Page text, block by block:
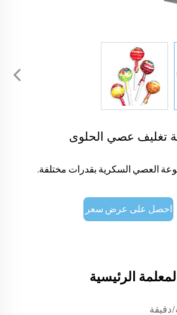
تغليف عصي الحلوى
العصي السكرية بقدرات مختلفة.
احصل على عرض سعر
المعلمة الرئيسية